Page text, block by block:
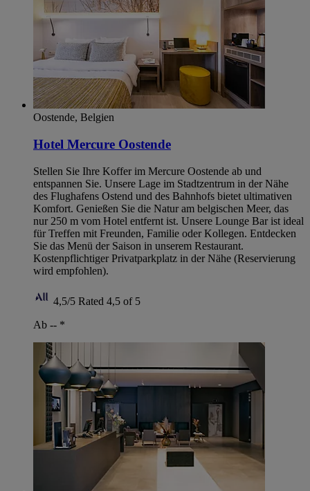
Oostende, Belgien
Hotel Mercure Oostende
Stellen Sie Ihre Koffer im Mercure Oostende ab und
entspannen Sie. Unsere Lage im Stadtzentrum in der Nähe
des Flughafens Ostend und des Bahnhofs bietet ultimativen
Komfort. Genießen Sie die Natur am belgischen Meer, das
nur 250 m vom Hotel entfernt ist. Unsere Lounge Bar ist ideal
für Treffen mit Freunden, Familie oder Kollegen. Entdecken
Sie das Menü der Saison in unserem Restaurant.
Kostenpflichtiger Privatparkplatz in der Nähe (Reservierung
wird empfohlen).
4,5/5 Rated 4,5 of 5
Ab -- *